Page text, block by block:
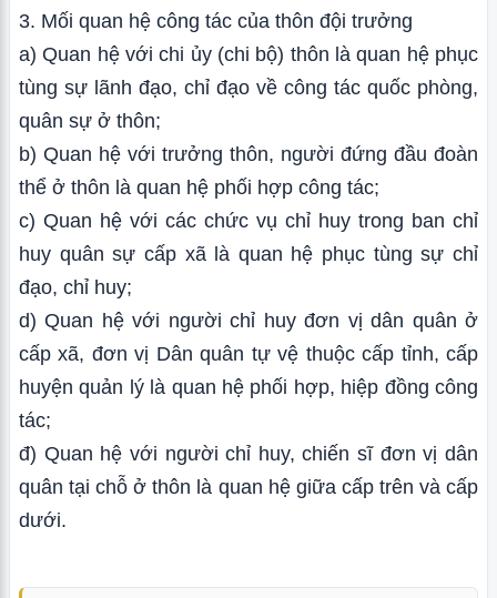
3. Mối quan hệ công tác của thôn đội trưởng
a) Quan hệ với chi ủy (chi bộ) thôn là quan hệ phục
tùng sự lãnh đạo, chỉ đạo về công tác quốc phòng,
quân sự ở thôn;
b) Quan hệ với trưởng thôn, người đứng đầu đoàn
thể ở thôn là quan hệ phối hợp công tác;
c) Quan hệ với các chức vụ chỉ huy trong ban chỉ
huy quân sự cấp xã là quan hệ phục tùng sự chỉ
đạo, chỉ huy;
d) Quan hệ với người chỉ huy đơn vị dân quân ở
cấp xã, đơn vị Dân quân tự vệ thuộc cấp tỉnh, cấp
huyện quản lý là quan hệ phối hợp, hiệp đồng công
tác;
đ) Quan hệ với người chỉ huy, chiến sĩ đơn vị dân
quân tại chỗ ở thôn là quan hệ giữa cấp trên và cấp
dưới.